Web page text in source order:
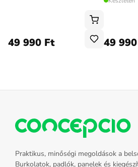
49 990 Ft 49
Praktikus, minőségi megoldások a
Burkolatok, padlók, panelek és